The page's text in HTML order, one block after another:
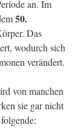
an. Im
50.
Das
wodurch sich
verändert.
von manchen
sie gar nicht